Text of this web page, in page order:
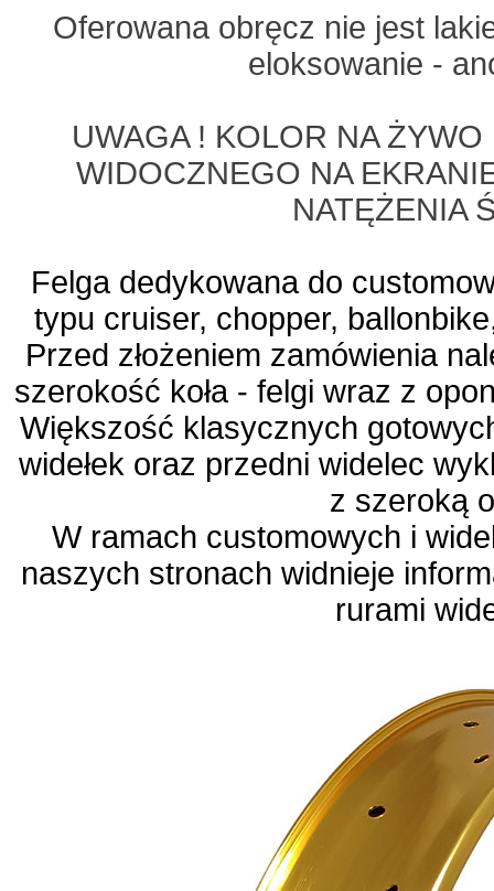
Oferowana obręcz nie jest
eloksowanie -
UWAGA ! KOLOR NA
WIDOCZNEGO NA
NATĘŻENIA
Felga dedykowana do
typu cruiser, chopper,
Przed złożeniem zamówienia
szerokość koła - felgi wraz z
Większość klasycznych
widełek oraz przedni widelec
z szeroką
W ramach customowych i
naszych stronach widnieje
rurami